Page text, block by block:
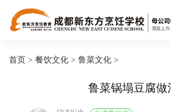
首页 > 餐饮文化 > 鲁菜文化 >
鲁菜锅塌豆腐做